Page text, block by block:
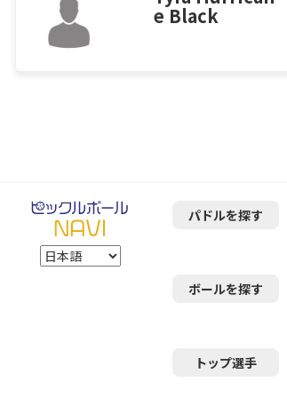
e Black
パドルを探す
ボールを探す
トップ選手